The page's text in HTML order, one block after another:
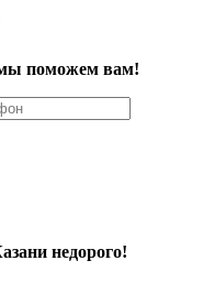
поможем вам!
недорого!